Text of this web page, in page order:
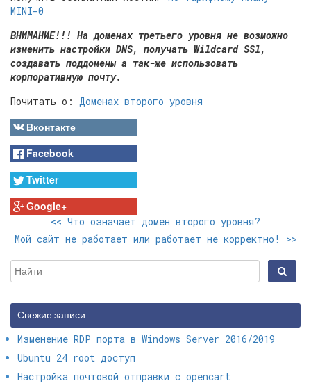
MINI-0
ВНИМАНИЕ!!! На доменах третьего уровня не возможно
изменить настройки DNS, получать Wildcard SSl,
создавать поддомены а так-же использовать
корпоративную почту.
Почитать о: Доменах второго уровня
Вконтакте
Facebook
Twitter
Google+
<< Что означает домен второго уровня?
Мой сайт не работает или работает не корректно! >>
Свежие записи
Изменение RDP порта в Windows Server 2016/2019
Ubuntu 24 root доступ
Настройка почтовой отправки с opencart